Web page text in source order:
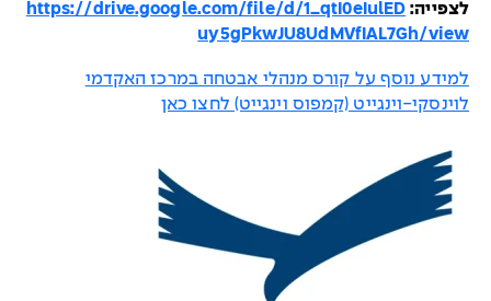
לצפייה: https://drive.google.com/file/d/1_qtI0eIulED
uy5gPkwJU8UdMVfIAL7Gh/view
למידע נוסף על קורס מנהלי אבטחה במרכז האקדמי
לוינסקי-וינגייט (קמפוס וינגייט) לחצו כאן